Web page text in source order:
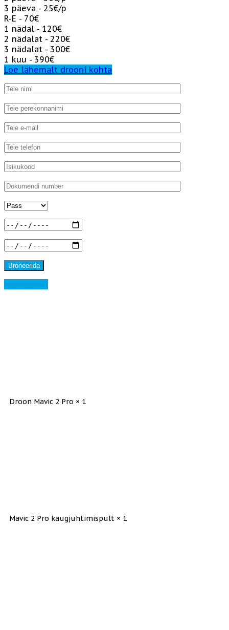
3 päeva - 25€/p
R-E - 70€
1 nädal - 120€
2 nädalat - 220€
3 nädalat - 300€
1 kuu - 390€
Loe lähemalt drooni kohta
Droon Mavic 2 Pro × 1
Mavic 2 Pro kaugjuhtimispult × 1